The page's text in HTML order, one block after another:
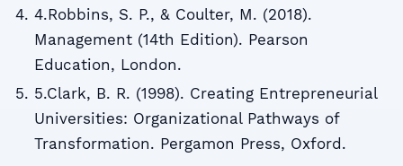
4.Robbins, S. P., & Coulter, M. (2018).
Management (14th Edition). Pearson
Education, London.
5.Clark, B. R. (1998). Creating Entrepreneurial
Universities: Organizational Pathways of
Transformation. Pergamon Press, Oxford.